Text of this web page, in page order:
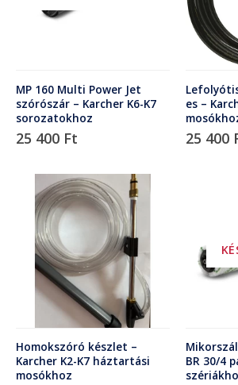
MP 160 Multi Power Jet
szórószár – Karcher K6-K7
sorozatokhoz
25 400 Ft
es –
25 400
Homokszóró készlet –
Karcher K2-K7 háztartási
mosókhoz
BR 30/4